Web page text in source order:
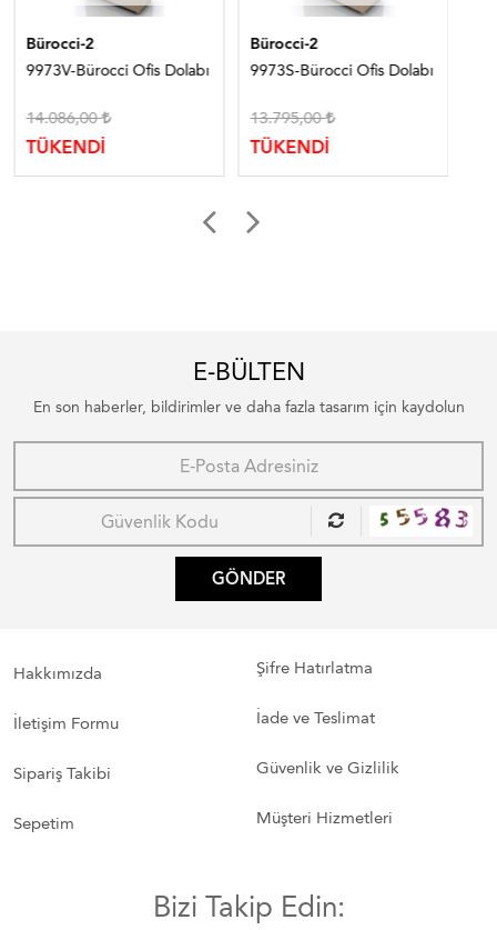
Bürocci-2
9973V-Bürocci Ofis Dolabı
14.086,00
TÜKENDİ
Bürocci-2
9973S-Bürocci Ofis Dolabı
13.795,00
TÜKENDİ
E-BÜLTEN
En son haberler, bildirimler ve daha fazla tasarım için kaydolun
GÖNDER
Hakkımızda
İletişim Formu
Sipariş Takibi
Sepetim
Şifre Hatırlatma
İade ve Teslimat
Güvenlik ve Gizlilik
Müşteri Hizmetleri
Bizi Takip Edin: